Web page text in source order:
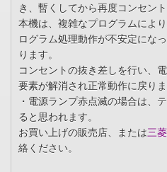
き、暫くしてから再度コンセン
本機は、複雑なプログラムによ
ログラム処理動作が不安定にな
ります。
コンセントの抜き差しを行い、
要素が解消され正常動作に戻りま
・電源ランプ赤点滅の場合は、
ると思われます。
お買い上げの販売店、または三
絡ください。